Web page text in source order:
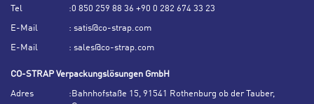
Tel :0 850 259 88 36 +90 0 282 674 33 23
E-Mail : satis@co-strap.com
E-Mail : sales@co-strap.com
CO-STRAP Verpackungslösungen GmbH
Adres : Bahnhofstaße 15, 91541 Rothenburg ob der Tauber,